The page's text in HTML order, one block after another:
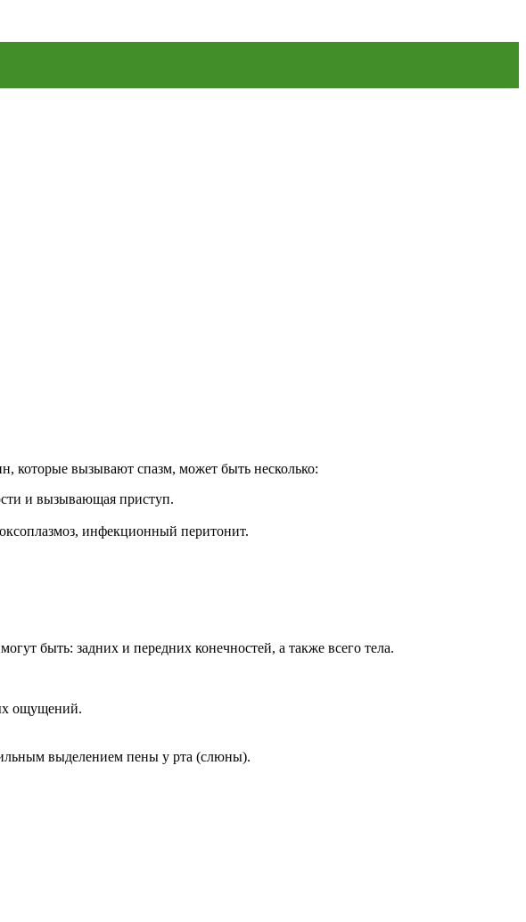
которые вызывают спазм, может быть несколько:
и вызывающая приступ.
инфекционный перитонит.
быть: задних и передних конечностей, а также всего тела.
ощущений.
выделением пены у рта (слюны).